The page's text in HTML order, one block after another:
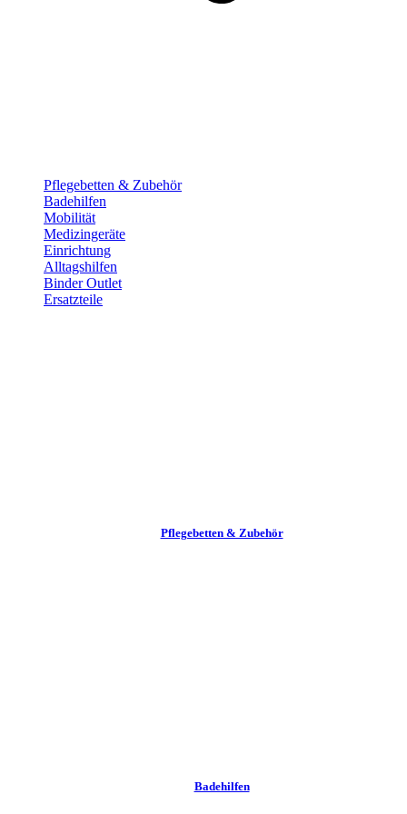
Pflege­betten & Zubehör
Badehilfen
Mobilität
Medizingeräte
Einrichtung
Alltags­hilfen
Binder Outlet
Ersatzteile
Pflege­betten & Zubehör
Badehilfen